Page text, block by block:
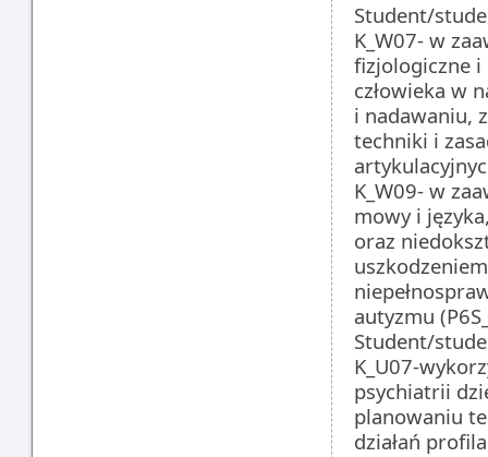
Student/
K_W07- w
fizjologiczne i
człowieka w
i nadawaniu,
techniki i
K_W09- w
mowy i
oraz
autyzmu
Student/
K_U07-
psychiatrii
planowaniu
działań